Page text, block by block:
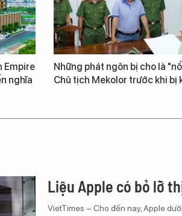
Empire
nghĩa
Những phát ngôn bị cho là
Chủ tịch Mekolor trước khi bị
Liệu Apple có bỏ lỡ
VietTimes – Cho đến nay, Apple